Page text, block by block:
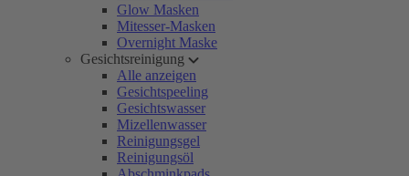
Glow Masken
Mitesser-Masken
Overnight Maske
Gesichtsreinigung
Alle anzeigen
Gesichtspeeling
Gesichtswasser
Mizellenwasser
Reinigungsgel
Reinigungsöl